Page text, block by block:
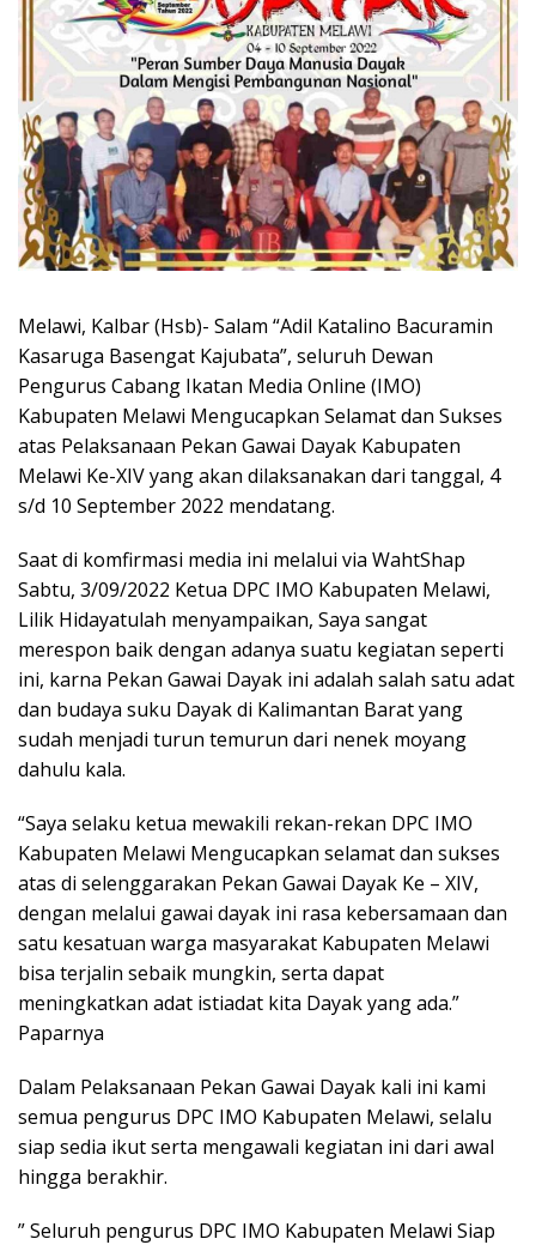
Melawi, Kalbar (Hsb)- Salam “Adil Katalino Bacuramin
Kasaruga Basengat Kajubata”, seluruh Dewan
Pengurus Cabang Ikatan Media Online (IMO)
Kabupaten Melawi Mengucapkan Selamat dan Sukses
atas Pelaksanaan Pekan Gawai Dayak Kabupaten
Melawi Ke-XIV yang akan dilaksanakan dari tanggal, 4
s/d 10 September 2022 mendatang.
Saat di komfirmasi media ini melalui via WahtShap
Sabtu, 3/09/2022 Ketua DPC IMO Kabupaten Melawi,
Lilik Hidayatulah menyampaikan, Saya sangat
merespon baik dengan adanya suatu kegiatan seperti
ini, karna Pekan Gawai Dayak ini adalah salah satu adat
dan budaya suku Dayak di Kalimantan Barat yang
sudah menjadi turun temurun dari nenek moyang
dahulu kala.
“Saya selaku ketua mewakili rekan-rekan DPC IMO
Kabupaten Melawi Mengucapkan selamat dan sukses
atas di selenggarakan Pekan Gawai Dayak Ke – XIV,
dengan melalui gawai dayak ini rasa kebersamaan dan
satu kesatuan warga masyarakat Kabupaten Melawi
bisa terjalin sebaik mungkin, serta dapat
meningkatkan adat istiadat kita Dayak yang ada.”
Paparnya
Dalam Pelaksanaan Pekan Gawai Dayak kali ini kami
semua pengurus DPC IMO Kabupaten Melawi, selalu
siap sedia ikut serta mengawali kegiatan ini dari awal
hingga berakhir.
” Seluruh pengurus DPC IMO Kabupaten Melawi Siap